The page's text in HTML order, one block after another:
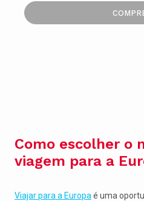
Como escolher o
viagem para a
Viajar para a Europa é uma